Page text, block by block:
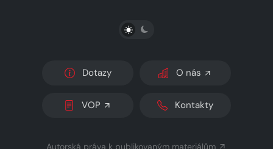
PŘEPNOUT SVĚTLÝ/TMAVÝ REŽIM
Dotazy O nás
VOP Kontakty
Autorská práva k publikovaným materiálům